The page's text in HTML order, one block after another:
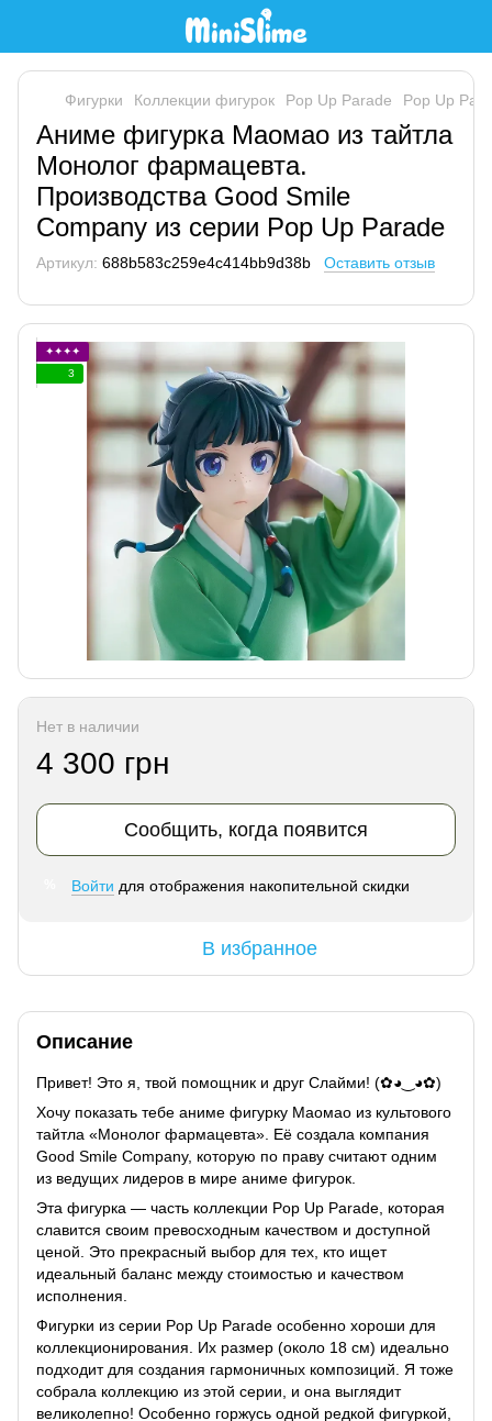
Фигурки Коллекции фигурок Pop Up Parade Pop Up
Аниме фигурка Маомао из тайтла
Монолог фармацевта.
Производства Good Smile
Company из серии Pop Up Parade
Артикул: 688b583c259e4c414bb9d38b Оставить отзыв
✦✦✦✦
3
Нет в наличии
4 300 грн
Сообщить, когда появится
Войти для отображения накопительной скидки
В избранное
Описание
Привет! Это я, твой помощник и друг Слайми! (✿◕‿◕✿)
Хочу показать тебе аниме фигурку Маомао из культового
тайтла «Монолог фармацевта». Её создала компания
Good Smile Company, которую по праву считают одним
из ведущих лидеров в мире аниме фигурок.
Эта фигурка — часть коллекции Pop Up Parade, которая
славится своим превосходным качеством и доступной
ценой. Это прекрасный выбор для тех, кто ищет
идеальный баланс между стоимостью и качеством
исполнения.
Фигурки из серии Pop Up Parade особенно хороши для
коллекционирования. Их размер (около 18 см) идеально
подходит для создания гармоничных композиций. Я тоже
собрала коллекцию из этой серии, и она выглядит
великолепно! Особенно горжусь одной редкой фигуркой,